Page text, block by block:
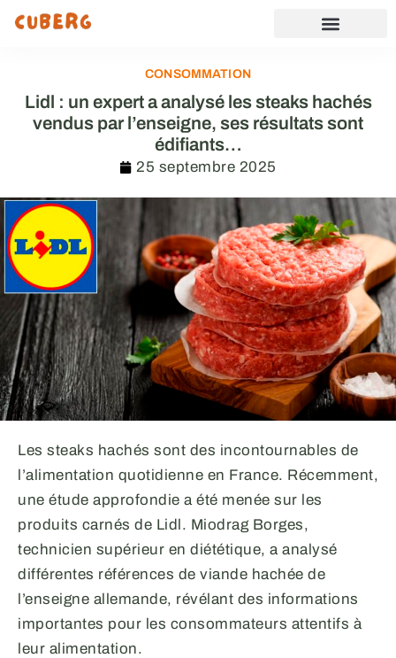
CONSOMMATION
Lidl : un expert a analysé les steaks hachés
vendus par l’enseigne, ses résultats sont
édifiants…
25 septembre 2025
Les steaks hachés sont des incontournables de
l’alimentation quotidienne en France. Récemment,
une étude approfondie a été menée sur les
produits carnés de Lidl. Miodrag Borges,
technicien supérieur en diététique, a analysé
différentes références de viande hachée de
l’enseigne allemande, révélant des informations
importantes pour les consommateurs attentifs à
leur alimentation.